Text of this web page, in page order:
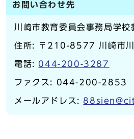
お問い合わせ先
川崎市教育委員会事務局学校
住所: 〒210-8577 川崎市川
電話: 044-200-3287
ファクス: 044-200-2853
メールアドレス: